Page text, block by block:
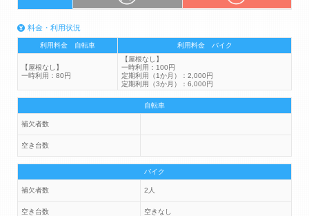
料金・利用状況
利用料金 自転車 利用料金 バイク
【屋根なし】
一時利用：80円
【屋根なし】
一時利用：100円
定期利用（1か月）：2,000円
定期利用（3か月）：6,000円
自転車
補欠者数
空き台数
バイク
補欠者数 2人
空き台数 空きなし